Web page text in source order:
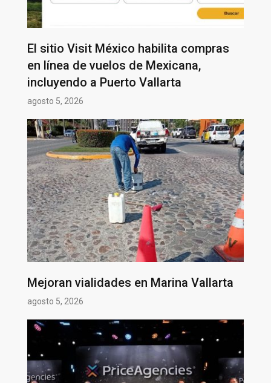
El sitio Visit México habilita compras
en línea de vuelos de Mexicana,
incluyendo a Puerto Vallarta
agosto 5, 2026
Mejoran vialidades en Marina Vallarta
agosto 5, 2026